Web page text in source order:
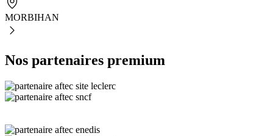
MORBIHAN
Nos partenaires premium